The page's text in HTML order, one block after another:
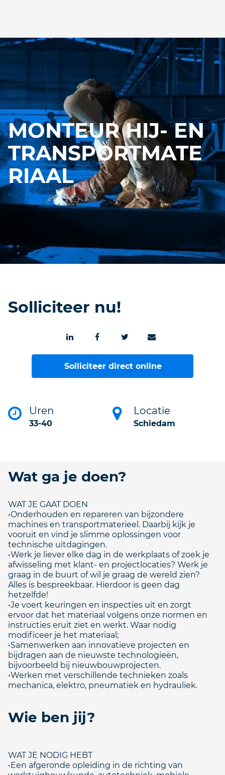
MONTEUR HIJ- EN
TRANSPORTMATE
RIAAL
Solliciteer nu!
Solliciteer direct online
Uren
33-40
Locatie
Schiedam
Wat ga je doen?
WAT JE GAAT DOEN
•Onderhouden en repareren van bijzondere
machines en transportmaterieel. Daarbij kijk je
vooruit en vind je slimme oplossingen voor
technische uitdagingen.
•Werk je liever elke dag in de werkplaats of zoek je
afwisseling met klant- en projectlocaties? Werk je
graag in de buurt of wil je graag de wereld zien?
Alles is bespreekbaar. Hierdoor is geen dag
hetzelfde!
•Je voert keuringen en inspecties uit en zorgt
ervoor dat het materiaal volgens onze normen en
instructies eruit ziet en werkt. Waar nodig
modificeer je het materiaal;
•Samenwerken aan innovatieve projecten en
bijdragen aan de nieuwste technologieën,
bijvoorbeeld bij nieuwbouwprojecten.
•Werken met verschillende technieken zoals
mechanica, elektro, pneumatiek en hydrauliek.
Wie ben jij?
WAT JE NODIG HEBT
•Een afgeronde opleiding in de richting van